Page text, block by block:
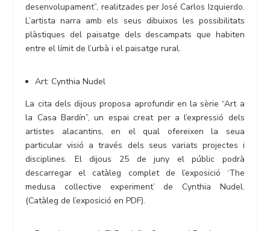
desenvolupament”, realitzades per José Carlos Izquierdo.
L’artista narra amb els seus dibuixos les possibilitats
plàstiques del paisatge dels descampats que habiten
entre el límit de l’urbà i el paisatge rural.
Art: Cynthia Nudel
La cita dels dijous proposa aprofundir en la sèrie “Art a
la Casa Bardín”, un espai creat per a l’expressió dels
artistes alacantins, en el qual ofereixen la seua
particular visió a través dels seus variats projectes i
disciplines. El dijous 25 de juny el públic podrà
descarregar el catàleg complet de l’exposició ‘The
medusa collective experiment’ de Cynthia Nudel.
(Catàleg de l’exposició en PDF).